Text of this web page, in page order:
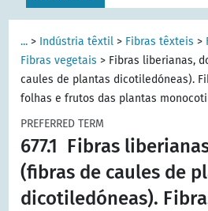
... > Indústria têxtil > Fibras têxteis >
Fibras vegetais > Fibras liberianas,
caules de plantas dicotiledóneas).
folhas e frutos das plantas
PREFERRED TERM
677.1 Fibras
(fibras de caules de
dicotiledóneas).